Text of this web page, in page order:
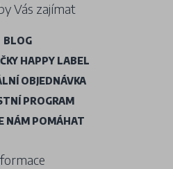
Vás zajímat
BLOG
HAPPY LABEL
OBJEDNÁVKA
PROGRAM
NÁM POMÁHAT